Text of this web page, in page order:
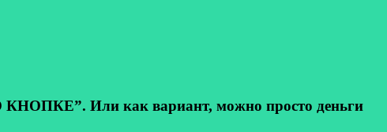
Или как вариант, можно просто деньги